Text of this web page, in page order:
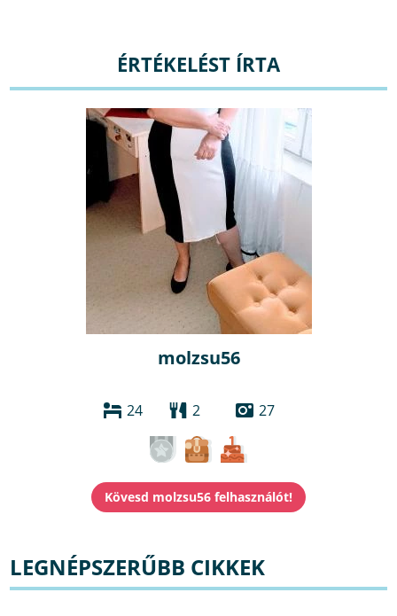
ÉRTÉKELÉST ÍRTA
molzsu56
24 2 27
LEGNÉPSZERŰBB CIKKEK